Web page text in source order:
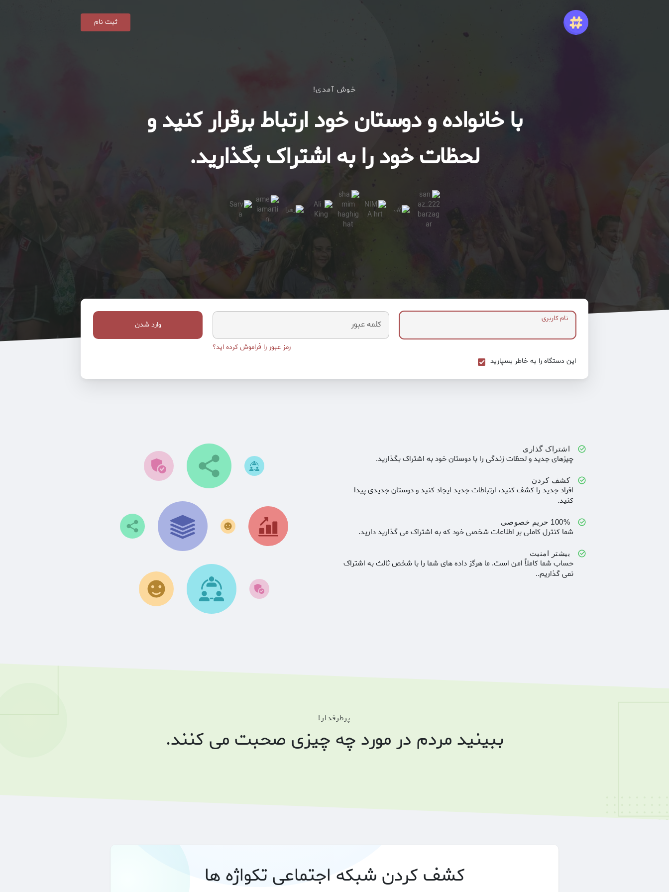
ثبت نام
خوش آمدی!
با خانواده و دوستان خود ارتباط برقرار کنید و
لحظات خود را به اشتراک بگذارید.
نام کاربری کلمه عبور
رمز عبور را فراموش کرده اید؟
وارد شدن
این دستگاه را به خاطر بسپارید
اشتراک گذاری
چیزهای جدید و لحظات زندگی را با دوستان خود به اشتراک بگذارید.
کشف کردن
افراد جدید را کشف کنید، ارتباطات جدید ایجاد کنید و دوستان جدیدی پیدا
کنید.
100% حریم خصوصی
شما کنترل کاملی بر اطلاعات شخصی خود که به اشتراک می گذارید دارید.
بیشتر امنیت
حساب شما کاملاً امن است. ما هرگز داده های شما را با شخص ثالث به اشتراک
نمی گذاریم..
پرطرفدار!
ببینید مردم در مورد چه چیزی صحبت می کنند.
کشف کردن شبکه اجتماعی تکواژه ها